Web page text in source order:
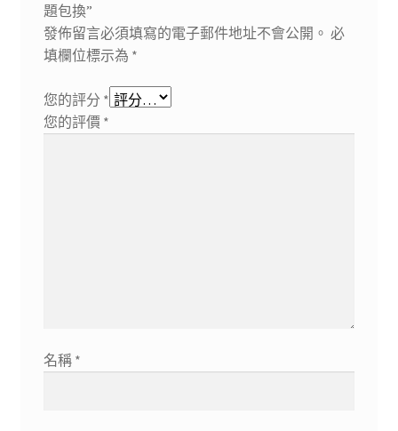
題包換”
發佈留言必須填寫的電子郵件地址不會公開。 必
填欄位標示為 *
您的評分 *
您的評價 *
名稱 *